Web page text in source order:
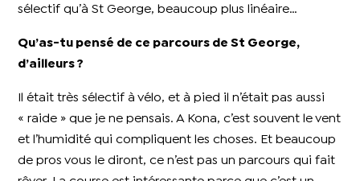
sélectif qu’à St George, beaucoup plus linéaire…
Qu’as-tu pensé de ce parcours de St George,
d’ailleurs ?
Il était très sélectif à vélo, et à pied il n’était pas aussi
« raide » que je ne pensais. A Kona, c’est souvent le vent
et l’humidité qui compliquent les choses. Et beaucoup
de pros vous le diront, ce n’est pas un parcours qui fait